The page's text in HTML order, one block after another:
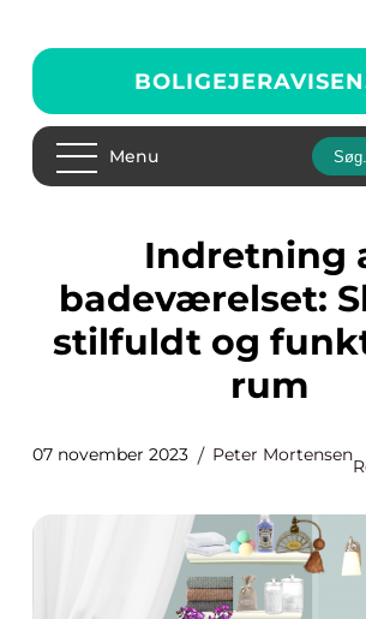
Menu
Indretning af
badeværelset:
stilfuldt og
rum
07 november 2023 Peter Mortensen